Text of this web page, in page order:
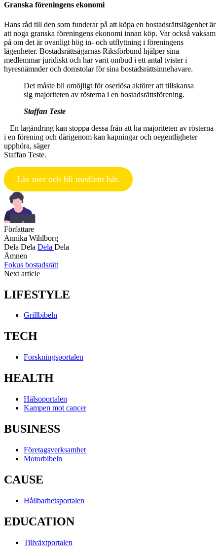
Granska föreningens ekonomi
Hans råd till den som funderar på att köpa en bostadsrättslägenhet är
att noga granska föreningens ekonomi innan köp. Var också vaksam
på om det är ovanligt hög in- och utflyttning i föreningens
lägenheter. Bostadsrättsägarnas Riksförbund hjälper sina
medlemmar juridiskt och har varit ombud i ett antal tvister i
hyresnämnder och domstolar för sina bostadsrättsinnehavare.
Det måste bli omöjligt för oseriösa aktörer att tillskansa
sig majoriteten av rösterna i en bostadsrättsförening.
Staffan Teste
– En lagändring kan stoppa dessa från att ha majoriteten av rösterna
i en förening och därigenom kan kapningar och oegentligheter
upphöra, säger
Staffan Teste.
Läs mer och bli medlem här.
Författare
Annika Wihlborg
Dela Dela Dela Dela
Ämnen
Fokus bostadsrätt
Next article
LIFESTYLE
Grillbibeln
TECH
Forskningsportalen
HEALTH
Hälsoportalen
Kampen mot cancer
BUSINESS
Företagsverksamhet
Motorbibeln
CAUSE
Hållbarhetsportalen
EDUCATION
Tillväxtportalen